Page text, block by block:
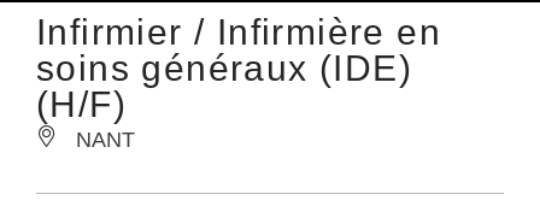
Infirmier / Infirmière en
soins généraux (IDE)
(H/F)
NANT